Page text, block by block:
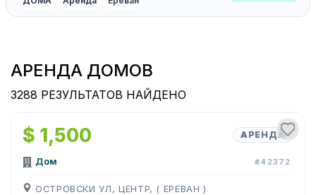
АРЕНДА ДОМОВ
3288 РЕЗУЛЬТАТОВ НАЙДЕНО
1/20
$ 1,500 АРЕНДА
Дом #42372
ОСТРОВСКИ УЛ, ЦЕНТР, ( ЕРЕВАН )